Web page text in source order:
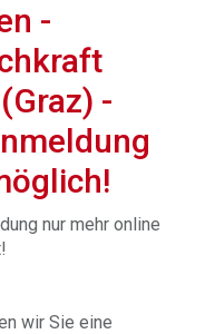
-
-
nur mehr online
wir Sie eine